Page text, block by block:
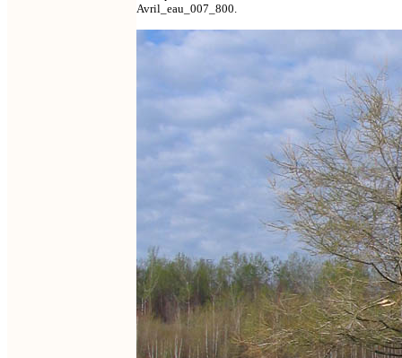
Avril_eau_007_800.